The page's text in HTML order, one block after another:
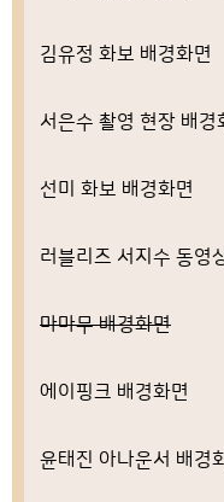
김유정 화보 배경화면
서은수 촬영 현장 배경
선미 화보 배경화면
러블리즈 서지수 동영
마마무 배경화면
에이핑크 배경화면
윤태진 아나운서 배경